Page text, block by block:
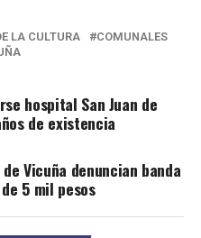
LA CULTURA
COMUNALES
hospital San Juan de
de existencia
Vicuña denuncian banda
5 mil pesos